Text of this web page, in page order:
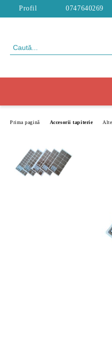
Profil 0747640269
Prima pagină Accesorii tapiterie